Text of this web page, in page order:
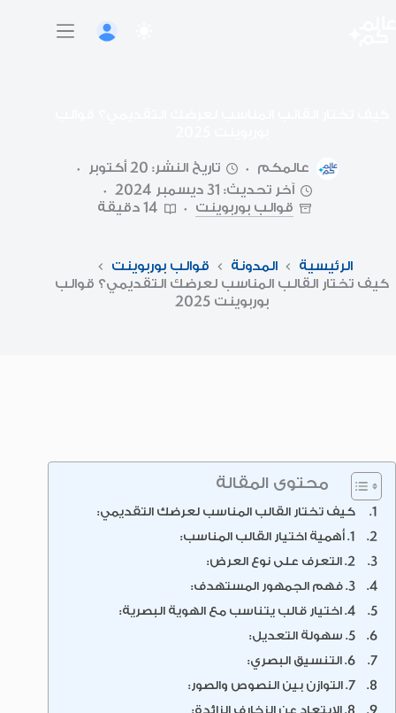
عالمكم
تاريخ النشر: 20 أكتوبر
آخر تحديث: 31 ديسمبر 2024
قوالب بوربوينت
14 دقيقة
الرئيسية المدونة
قوالب بوربوينت
كيف تختار القالب المناسب لعرضك التقديمي؟ قوالب
بوربوينت 2025
محتوى المقالة
كيف تختار القالب المناسب لعرضك التقديمي:
1. أهمية اختيار القالب المناسب:
2. التعرف على نوع العرض:
3. فهم الجمهور المستهدف:
4. اختيار قالب يتناسب مع الهوية البصرية:
5. سهولة التعديل:
6. التنسيق البصري:
7. التوازن بين النصوص والصور:
8. الابتعاد عن الزخارف الزائدة: